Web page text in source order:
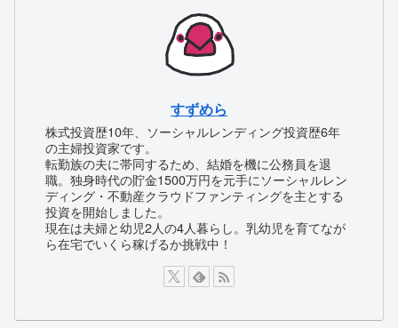
すずめら
株式投資歴10年、ソーシャルレンディング投資歴6年
の主婦投資家です。
転勤族の夫に帯同するため、結婚を機に公務員を退
職。独身時代の貯金1500万円を元手にソーシャルレン
ディング・不動産クラウドファンティングを主とする
投資を開始しました。
現在は夫婦と幼児2人の4人暮らし。乳幼児を育てなが
ら在宅でいくら稼げるか挑戦中！